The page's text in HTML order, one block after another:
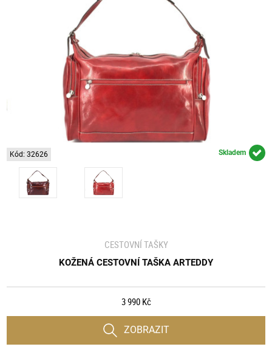
Kód: 32626 Skladem
CESTOVNÍ TAŠKY
KOŽENÁ CESTOVNÍ TAŠKA ARTEDDY
3 990 Kč
ZOBRAZIT